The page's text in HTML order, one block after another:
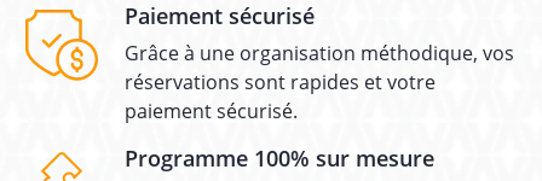
Paiement sécurisé
Grâce à une organisation méthodique, vos
réservations sont rapides et votre
paiement sécurisé.
Programme 100% sur mesure